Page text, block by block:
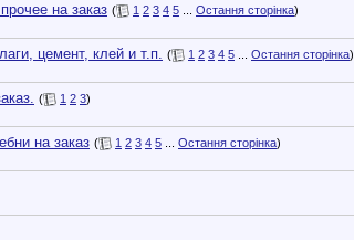
на заказ ( 1 2 3 4 5 Остання сторінка)
цемент, клей и т.п. ( 1 2 3 4 5 Остання сторінка)
( 1 2 3)
на заказ ( 1 2 3 4 5 Остання сторінка)